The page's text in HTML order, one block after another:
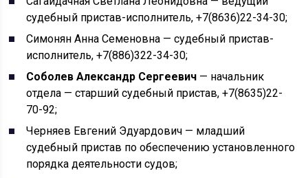
судебный пристав-исполнитель, +7(8636)22-34-30;
Симонян Анна Семеновна — судебный пристав-
исполнитель, +7(886)322-34-30;
Соболев Александр Сергеевич — начальник
отдела — старший судебный пристав, +7(8635)22-
70-92;
Черняев Евгений Эдуардович — младший
судебный пристав по обеспечению установленного
порядка деятельности судов;